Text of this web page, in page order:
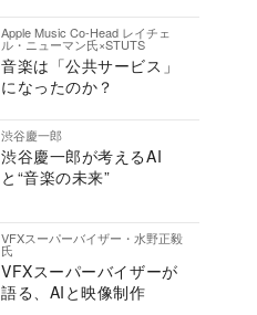
Apple Music Co-Head レイチェ
ル・ニューマン氏×STUTS
音楽は「公共サービス」
になったのか？
渋谷慶一郎
渋谷慶一郎が考えるAI
と“音楽の未来”
VFXスーパーバイザー・水野正毅
氏
VFXスーパーバイザーが
語る、AIと映像制作